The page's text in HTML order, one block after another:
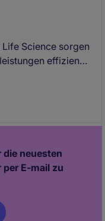
Science sorgen
effizient
Sie aktiv die
zur
die neuesten
per E-mail zu